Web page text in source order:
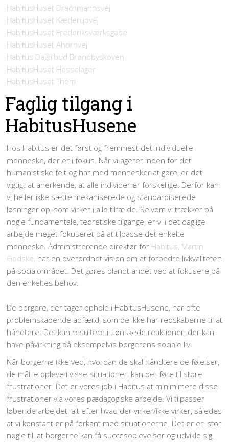
HabitusHuset Drachmannsvej
HabitusHuset Kæderupvej
HabitusHuset Frederiksværksgade
HabitusHuset Ahornvej
Habitus Dagtilbud Brøndbyskoven
HabitusHuset Hesselager
HabitusHuset Them
Faglig tilgang i
HabitusHusene
Hos Habitus er det først og fremmest det individuelle
menneske, der er i fokus. Når vi agerer inden for det
humanistiske felt og har med mennesker at gøre, er det
vigtigt at anerkende, at alle individer er forskellige. Derfor kan
vi heller ikke sætte mekaniserede og standardiserede
løsninger op, som virker i alle tilfælde. Selvom vi trækker på
nogle fundamentale, teoretiske tilgange, er vi i det daglige
arbejde meget fokuseret på at tilpasse det enkelte
menneske. Administrerende direktør for Habitus, Martin
Godske, har en overordnet vision om at forbedre livkvaliteten
på socialområdet. Det gøres blandt andet ved at fokusere på
den enkeltes behov.
De borgere, der tager ophold i HabitusHusene, har ofte
problemskabende adfærd, som de ikke har redskaberne til at
håndtere. Det kan resultere i uønskede reaktioner, der kan
have påvirkning på eksempelvis borgerens sociale liv.
Når borgerne ikke ved, hvordan de skal håndtere de følelser,
de måtte opleve i visse situationer, kan det føre til store
frustrationer. Det er vores job i Habitus at minimimere disse
frustrationer via vores pædagogiske arbejde. Vi tilpasser
løbende arbejdet, alt efter hvad der virker/ikke virker, således
at vi konstant er på forkant med situationerne. Det er en stor
nøgle til, at borgerne kan få succesoplevelser og udvikle sig.